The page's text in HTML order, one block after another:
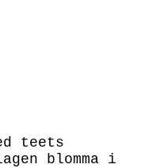
teets
blomma i